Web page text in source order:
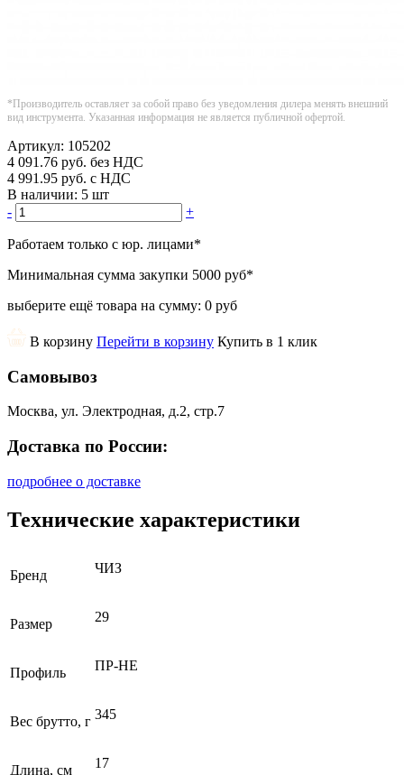
*Производитель оставляет за собой право без уведомления дилера менять внешний
вид инструмента. Указанная информация не является публичной офертой.
Артикул: 105202
4 091.76 руб. без НДС
4 991.95 руб. с НДС
В наличии: 5 шт
-
+
Работаем только с юр. лицами*
Минимальная сумма закупки 5000 руб*
выберите ещё товара на сумму: 0 руб
В корзину Перейти в корзину Купить в 1 клик
Самовывоз
Москва, ул. Электродная, д.2, стр.7
Доставка по России:
подробнее о доставке
Технические характеристики
Бренд ЧИЗ
Размер 29
Профиль ПР-НЕ
Вес брутто, г 345
Длина, см 17